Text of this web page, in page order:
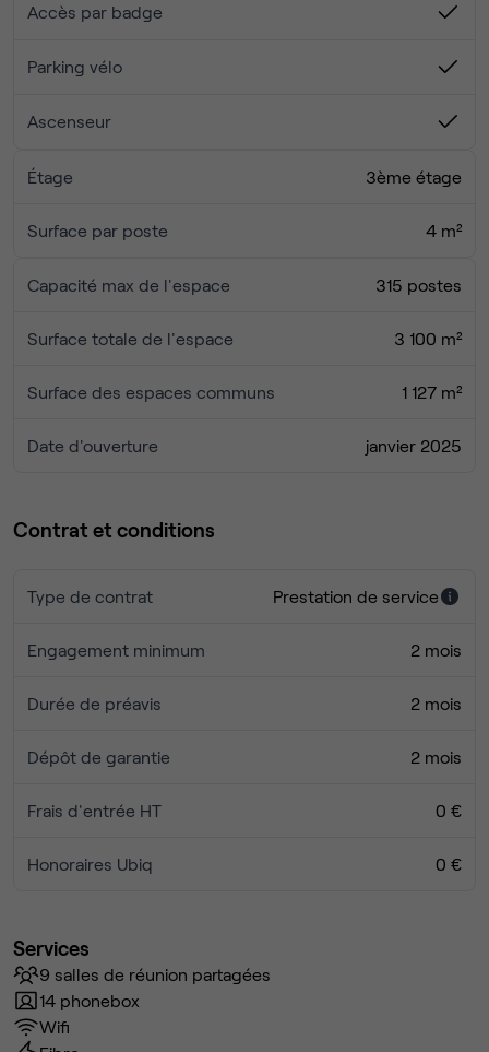
Accès par badge
Parking vélo
Ascenseur
Étage 3ème étage
Surface par poste 4 m²
Capacité max de l'espace 315 postes
Surface totale de l'espace 3 100 m²
Surface des espaces communs 1 127 m²
Date d'ouverture janvier 2025
Contrat et conditions
Type de contrat Prestation de service
Engagement minimum 2 mois
Durée de préavis 2 mois
Dépôt de garantie 2 mois
Frais d'entrée HT 0 €
Honoraires Ubiq 0 €
Services
9 salles de réunion partagées
14 phonebox
Wifi